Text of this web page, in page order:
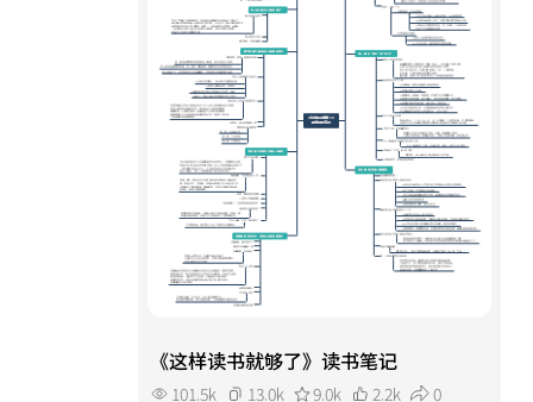
《这样读书就够了》读书笔记
101.5k 13.0k 9.0k 2.2k
0